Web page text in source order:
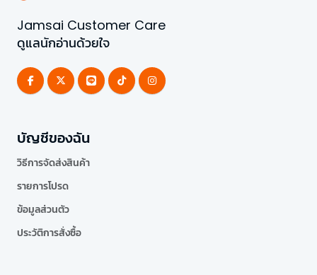
Jamsai Customer Care
ดูแลนักอ่านด้วยใจ
บัญชีของฉัน
วิธีการจัดส่งสินค้า
รายการโปรด
ข้อมูลส่วนตัว
ประวัติการสั่งซื้อ